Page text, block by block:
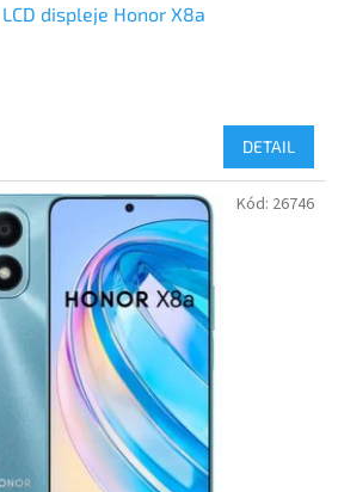
displeje Honor X8a
DETAIL
Kód: 26746